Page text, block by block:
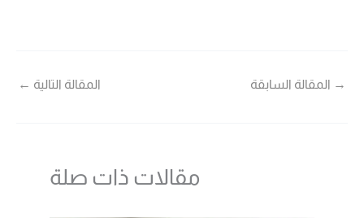
→ المقالة السابقة المقالة التالية ←
مقالات ذات صلة